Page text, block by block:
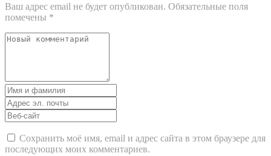
Ваш адрес email не будет опубликован. Обязательные поля
помечены *
Ваш
Имя
и
фамилия
Адрес
эл.
почты
Веб-
сайт
Сохранить моё имя, email и адрес сайта в этом браузере для
последующих моих комментариев.